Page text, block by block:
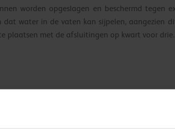
worden opgeslagen en beschermd tegen
water in de vaten kan sijpelen, aangezien
plaatsen met de afsluitingen op kwart voor drie.
Het emulsiemengproces
langdurige stabiliteit en de